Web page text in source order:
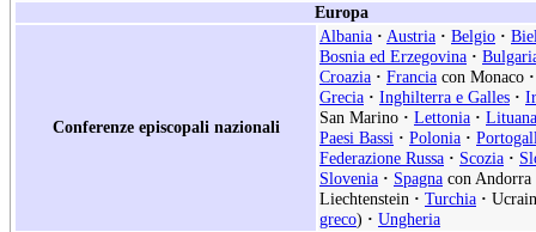
Europa
Conferenze episcopali nazionali
Albania · Austria · Belgio ·
Bosnia ed Erzegovina ·
Croazia · Francia con Monaco ·
Grecia · Inghilterra e Galles ·
San Marino · Lettonia · Lituana
Paesi Bassi · Polonia ·
Federazione Russa · Scozia ·
Slovenia · Spagna con Andorra
Liechtenstein · Turchia ·
greco) · Ungheria